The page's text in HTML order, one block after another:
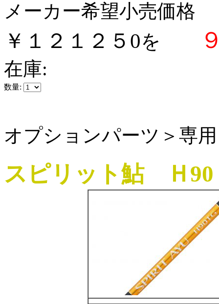
メーカー希望小売価格
￥１２１２５0を
在庫:
数量:
オプションパーツ＞専
スピリット鮎 Ｈ90